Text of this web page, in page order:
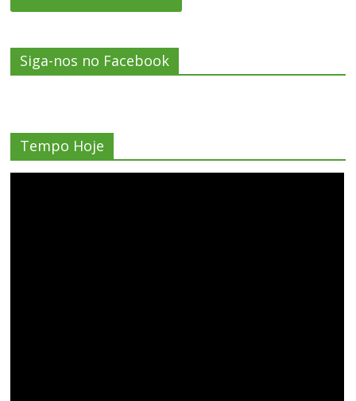
Siga-nos no Facebook
Tempo Hoje